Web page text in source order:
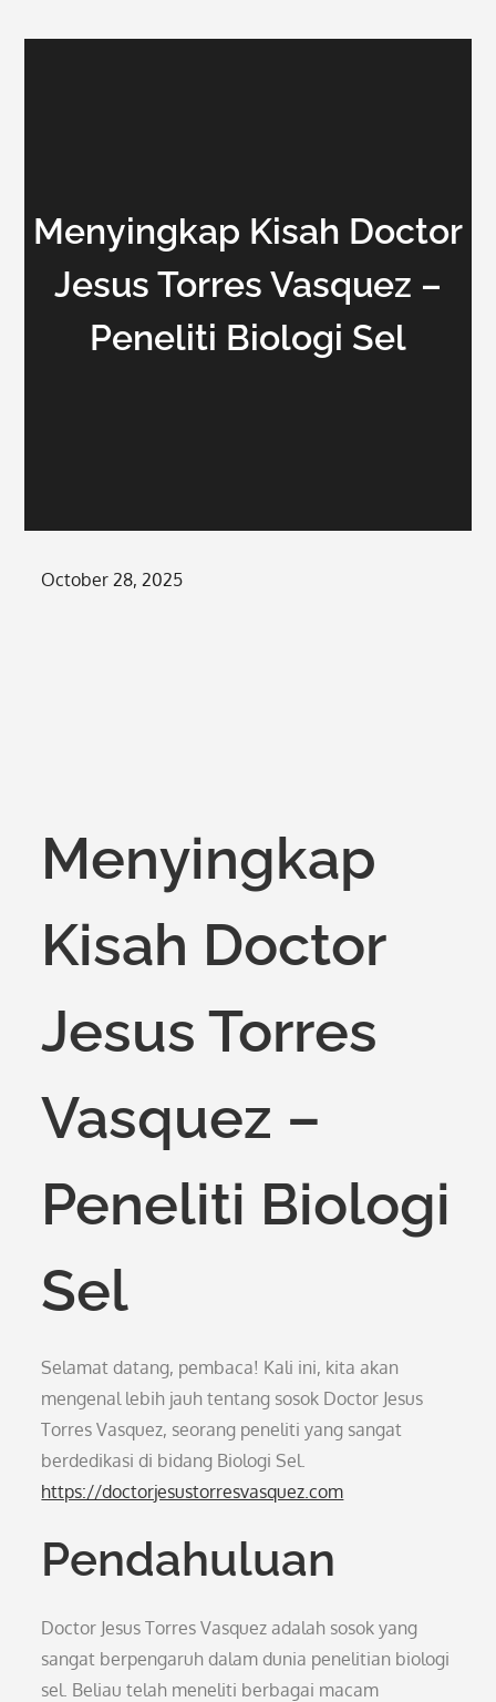
Menyingkap Kisah Doctor
Jesus Torres Vasquez –
Peneliti Biologi Sel
Posted
October 28, 2025
Menyingkap
Kisah Doctor
Jesus Torres
Vasquez –
Peneliti Biologi
Sel
Selamat datang, pembaca! Kali ini, kita akan
mengenal lebih jauh tentang sosok Doctor Jesus
Torres Vasquez, seorang peneliti yang sangat
berdedikasi di bidang Biologi Sel.
https://doctorjesustorresvasquez.com
Pendahuluan
Doctor Jesus Torres Vasquez adalah sosok yang
sangat berpengaruh dalam dunia penelitian biologi
sel. Beliau telah meneliti berbagai macam